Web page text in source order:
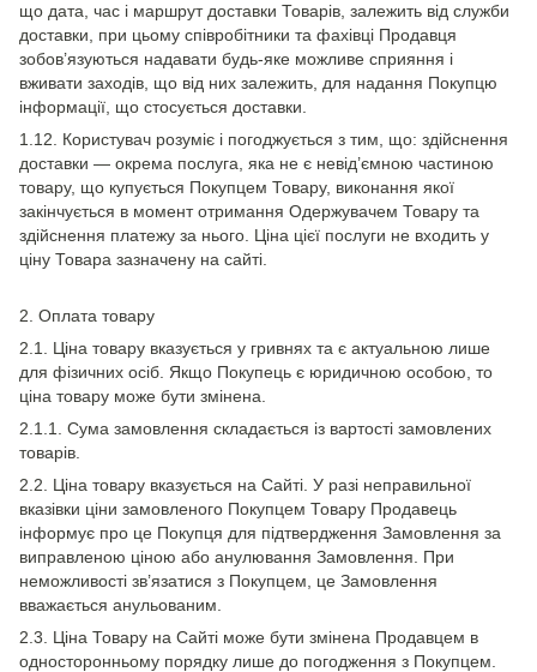
що дата, час і маршрут доставки Товарів, залежить від служби
доставки, при цьому співробітники та фахівці Продавця
зобов’язуються надавати будь-яке можливе сприяння і
вживати заходів, що від них залежить, для надання Покупцю
інформації, що стосується доставки.
1.12. Користувач розуміє і погоджується з тим, що: здійснення
доставки — окрема послуга, яка не є невід’ємною частиною
товару, що купується Покупцем Товару, виконання якої
закінчується в момент отримання Одержувачем Товару та
здійснення платежу за нього. Ціна цієї послуги не входить у
ціну Товара зазначену на сайті.
2. Оплата товару
2.1. Ціна товару вказується у гривнях та є актуальною лише
для фізичних осіб. Якщо Покупець є юридичною особою, то
ціна товару може бути змінена.
2.1.1. Сума замовлення складається із вартості замовлених
товарів.
2.2. Ціна товару вказується на Сайті. У разі неправильної
вказівки ціни замовленого Покупцем Товару Продавець
інформує про це Покупця для підтвердження Замовлення за
виправленою ціною або анулювання Замовлення. При
неможливості зв’язатися з Покупцем, це Замовлення
вважається анульованим.
2.3. Ціна Товару на Сайті може бути змінена Продавцем в
односторонньому порядку лише до погодження з Покупцем.